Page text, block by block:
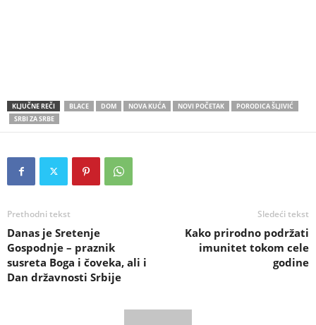
KLJUČNE REČI BLACE DOM NOVA KUĆA NOVI POČETAK
PORODICA ŠLJIVIĆ
SRBI ZA SRBE
Prethodni tekst
Danas je Sretenje
Gospodnje – praznik
susreta Boga i čoveka, ali i
Dan državnosti Srbije
Sledeći tekst
Kako prirodno podržati
imunitet tokom cele
godine